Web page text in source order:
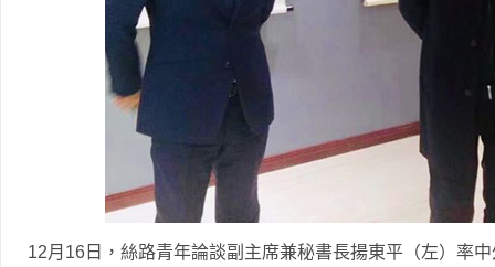
12月16日，絲路青年論談副主席兼秘書長揚東平（左）率